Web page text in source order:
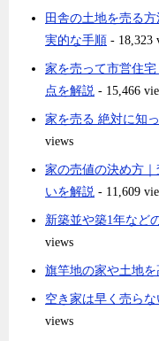
田舎の土地を売る
実的な手順 - 18,323
家を売って市営住
点を解説 - 15,466
家を売る 絶対に知
views
家の売値の決め方
いを解説 - 11,609
新築並や築1年など
views
旗竿地の家や土地
空き家は早く売らな
views